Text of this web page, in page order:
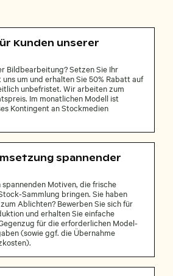
Kunden unserer
Bildbearbeitung? Setzen Sie Ihr
um und erhalten Sie 50% Rabatt auf
unbefristet. Wir arbeiten zum
Im monatlichen Modell ist
Kontingent an Stockmedien
spannender
Motiven, die frische
Sammlung bringen. Sie haben
Ablichten? Bewerben Sie sich für
und erhalten Sie einfache
für die erforderlichen Model-
(sowie ggf. die Übernahme